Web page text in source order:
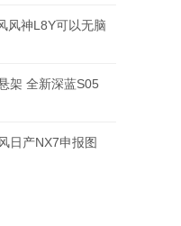
风神L8Y可以无脑
架 全新深蓝S05
日产NX7申报图